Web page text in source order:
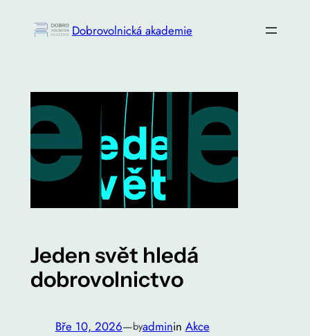
Dobrovolnická akademie
Jeden svět hledá
dobrovolnictvo
Bře 10, 2026—byadminin Akce